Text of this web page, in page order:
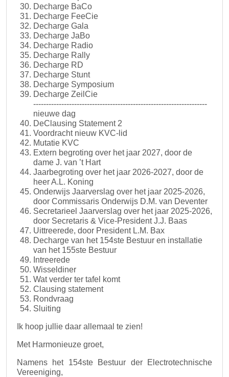
Decharge BaCo
Decharge FeeCie
Decharge Gala
Decharge JaBo
Decharge Radio
Decharge Rally
Decharge RD
Decharge Stunt
Decharge Symposium
Decharge ZeilCie
--------------------------------------------------------------------
nieuwe dag
DeClausing Statement 2
Voordracht nieuw KVC-lid
Mutatie KVC
Extern begroting over het jaar 2027, door de
dame J. van ’t Hart
Jaarbegroting over het jaar 2026-2027, door de
heer A.L. Koning
Onderwijs Jaarverslag over het jaar 2025-2026,
door Commissaris Onderwijs D.M. van Deventer
Secretarieel Jaarverslag over het jaar 2025-2026,
door Secretaris & Vice-President J.J. Baas
Uittreerede, door President L.M. Bax
Decharge van het 154ste Bestuur en installatie
van het 155ste Bestuur
Intreerede
Wisseldiner
Wat verder ter tafel komt
Clausing statement
Rondvraag
Sluiting
Ik hoop jullie daar allemaal te zien!
Met Harmonieuze groet,
Namens het 154ste Bestuur der Electrotechnische
Vereeniging,